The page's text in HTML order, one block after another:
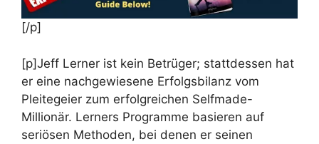
[/p]
[p]Jeff Lerner ist kein Betrüger; stattdessen hat
er eine nachgewiesene Erfolgsbilanz vom
Pleitegeier zum erfolgreichen Selfmade-
Millionär. Lerners Programme basieren auf
seriösen Methoden, bei denen er seinen